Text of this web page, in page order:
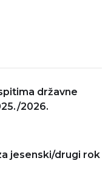
državne
2026.
jesenski/drugi rok